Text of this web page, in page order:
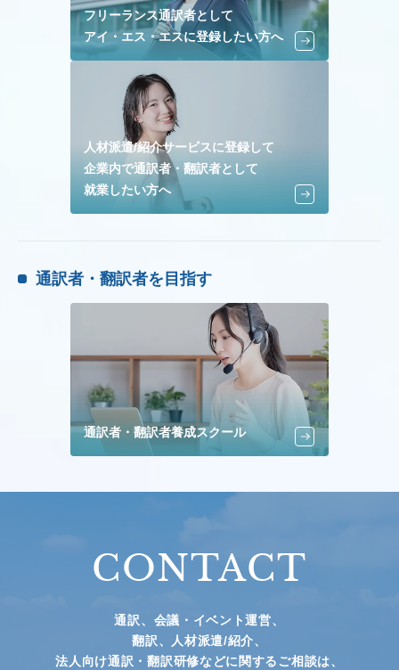
フリーランス通訳者として
アイ・エス・エスに登録したい方へ
人材派遣/紹介サービスに登録して
企業内で通訳者・翻訳者として
就業したい方へ
通訳者・翻訳者を目指す
通訳者・翻訳者養成スクール
CONTACT
通訳、会議・イベント運営、
翻訳、人材派遣/紹介、
法人向け通訳・翻訳研修などに関するご相談は、